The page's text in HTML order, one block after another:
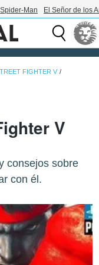
Spider-Man El Señor de los
FIGHTER V
V
consejos sobre
con él.